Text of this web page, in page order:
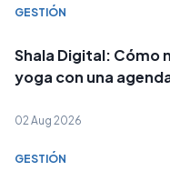
GESTIÓN
Shala Digital: Cómo
yoga con una
02 Aug 2026
GESTIÓN